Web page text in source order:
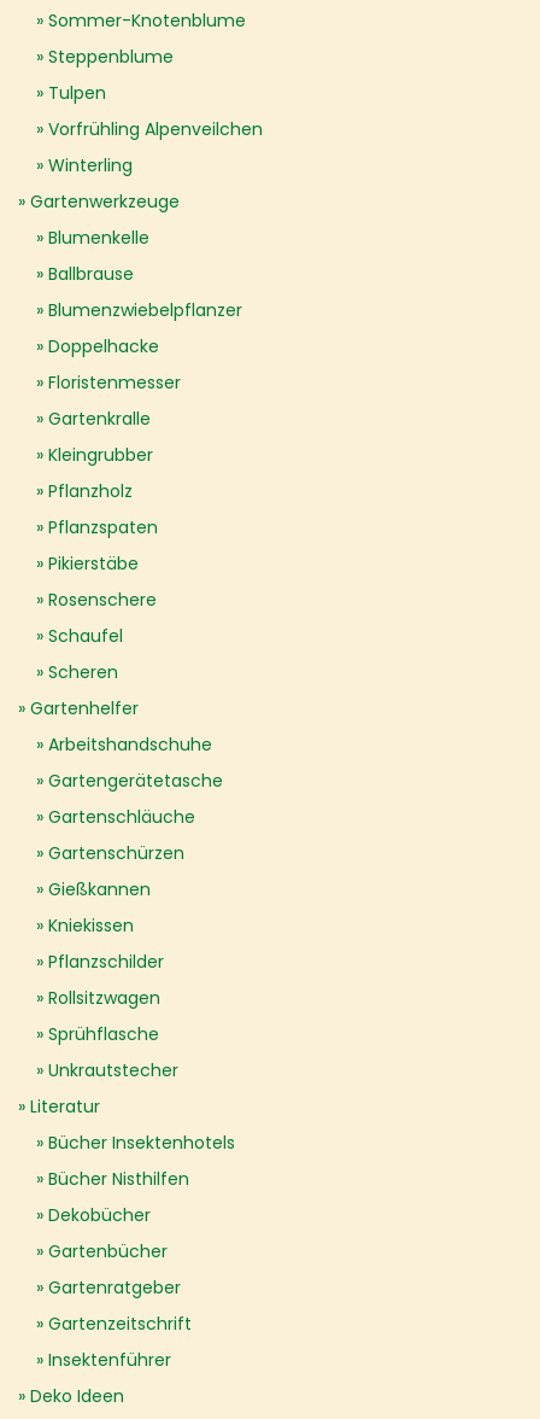
Sommer-Knotenblume
Steppenblume
Tulpen
Vorfrühling Alpenveilchen
Winterling
Gartenwerkzeuge
Blumenkelle
Ballbrause
Blumenzwiebelpflanzer
Doppelhacke
Floristenmesser
Gartenkralle
Kleingrubber
Pflanzholz
Pflanzspaten
Pikierstäbe
Rosenschere
Schaufel
Scheren
Gartenhelfer
Arbeitshandschuhe
Gartengerätetasche
Gartenschläuche
Gartenschürzen
Gießkannen
Kniekissen
Pflanzschilder
Rollsitzwagen
Sprühflasche
Unkrautstecher
Literatur
Bücher Insektenhotels
Bücher Nisthilfen
Dekobücher
Gartenbücher
Gartenratgeber
Gartenzeitschrift
Insektenführer
Deko Ideen